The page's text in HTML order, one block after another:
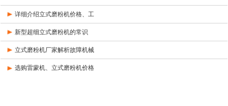
详细介绍立式磨粉机价格、工
新型超细立式磨粉机的常识
立式磨粉机厂家解析故障机械
选购雷蒙机、立式磨粉机价格